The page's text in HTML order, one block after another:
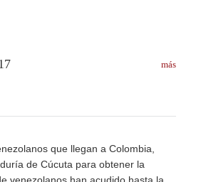
que llegan a Colombia,
de Cúcuta para obtener la
venezolanos han acudido hasta la
más